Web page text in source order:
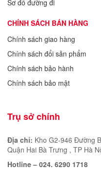
Sơ đồ đường đi
CHÍNH SÁCH BÁN HÀNG
Chính sách giao hàng
Chính sách đổi sản phẩm
Chính sách bảo hành
Chính sách bảo mật
Trụ sở chính
Địa chỉ: Kho G2-946 Đường
Quận Hai Bà Trưng , TP Hà
Hotline – 024. 6290 1718